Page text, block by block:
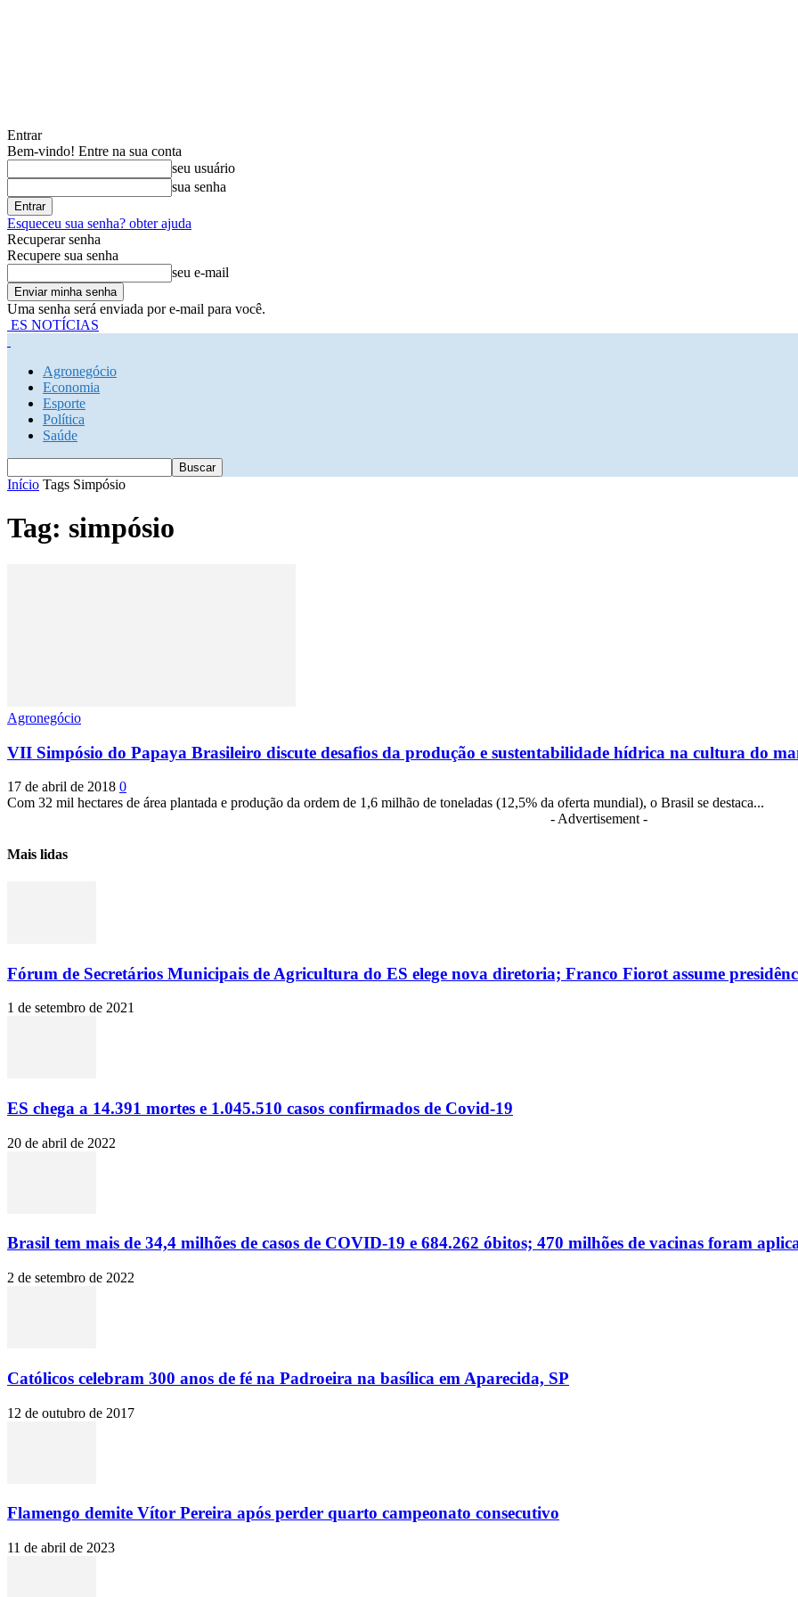
Entrar
Bem-vindo! Entre na sua conta
seu usuário
sua senha
Esqueceu sua senha? obter ajuda
Recuperar senha
Recupere sua senha
seu e-mail
Uma senha será enviada por e-mail para você.
ES NOTÍCIAS
Agronegócio
Economia
Esporte
Política
Saúde
Início Tags Simpósio
Tag: simpósio
Agronegócio
VII Simpósio do Papaya Brasileiro discute desafios da produção e sustentabilidade hídrica na cultura do
17 de abril de 2018 0
Com 32 mil hectares de área plantada e produção da ordem de 1,6 milhão de toneladas (12,5% da oferta mundial), o Brasil se destaca...
- Advertisement -
Mais lidas
Fórum de Secretários Municipais de Agricultura do ES elege nova diretoria; Franco Fiorot assume
1 de setembro de 2021
ES chega a 14.391 mortes e 1.045.510 casos confirmados de Covid-19
20 de abril de 2022
Brasil tem mais de 34,4 milhões de casos de COVID-19 e 684.262 óbitos; 470 milhões de vacinas foram
2 de setembro de 2022
Católicos celebram 300 anos de fé na Padroeira na basílica em Aparecida, SP
12 de outubro de 2017
Flamengo demite Vítor Pereira após perder quarto campeonato consecutivo
11 de abril de 2023